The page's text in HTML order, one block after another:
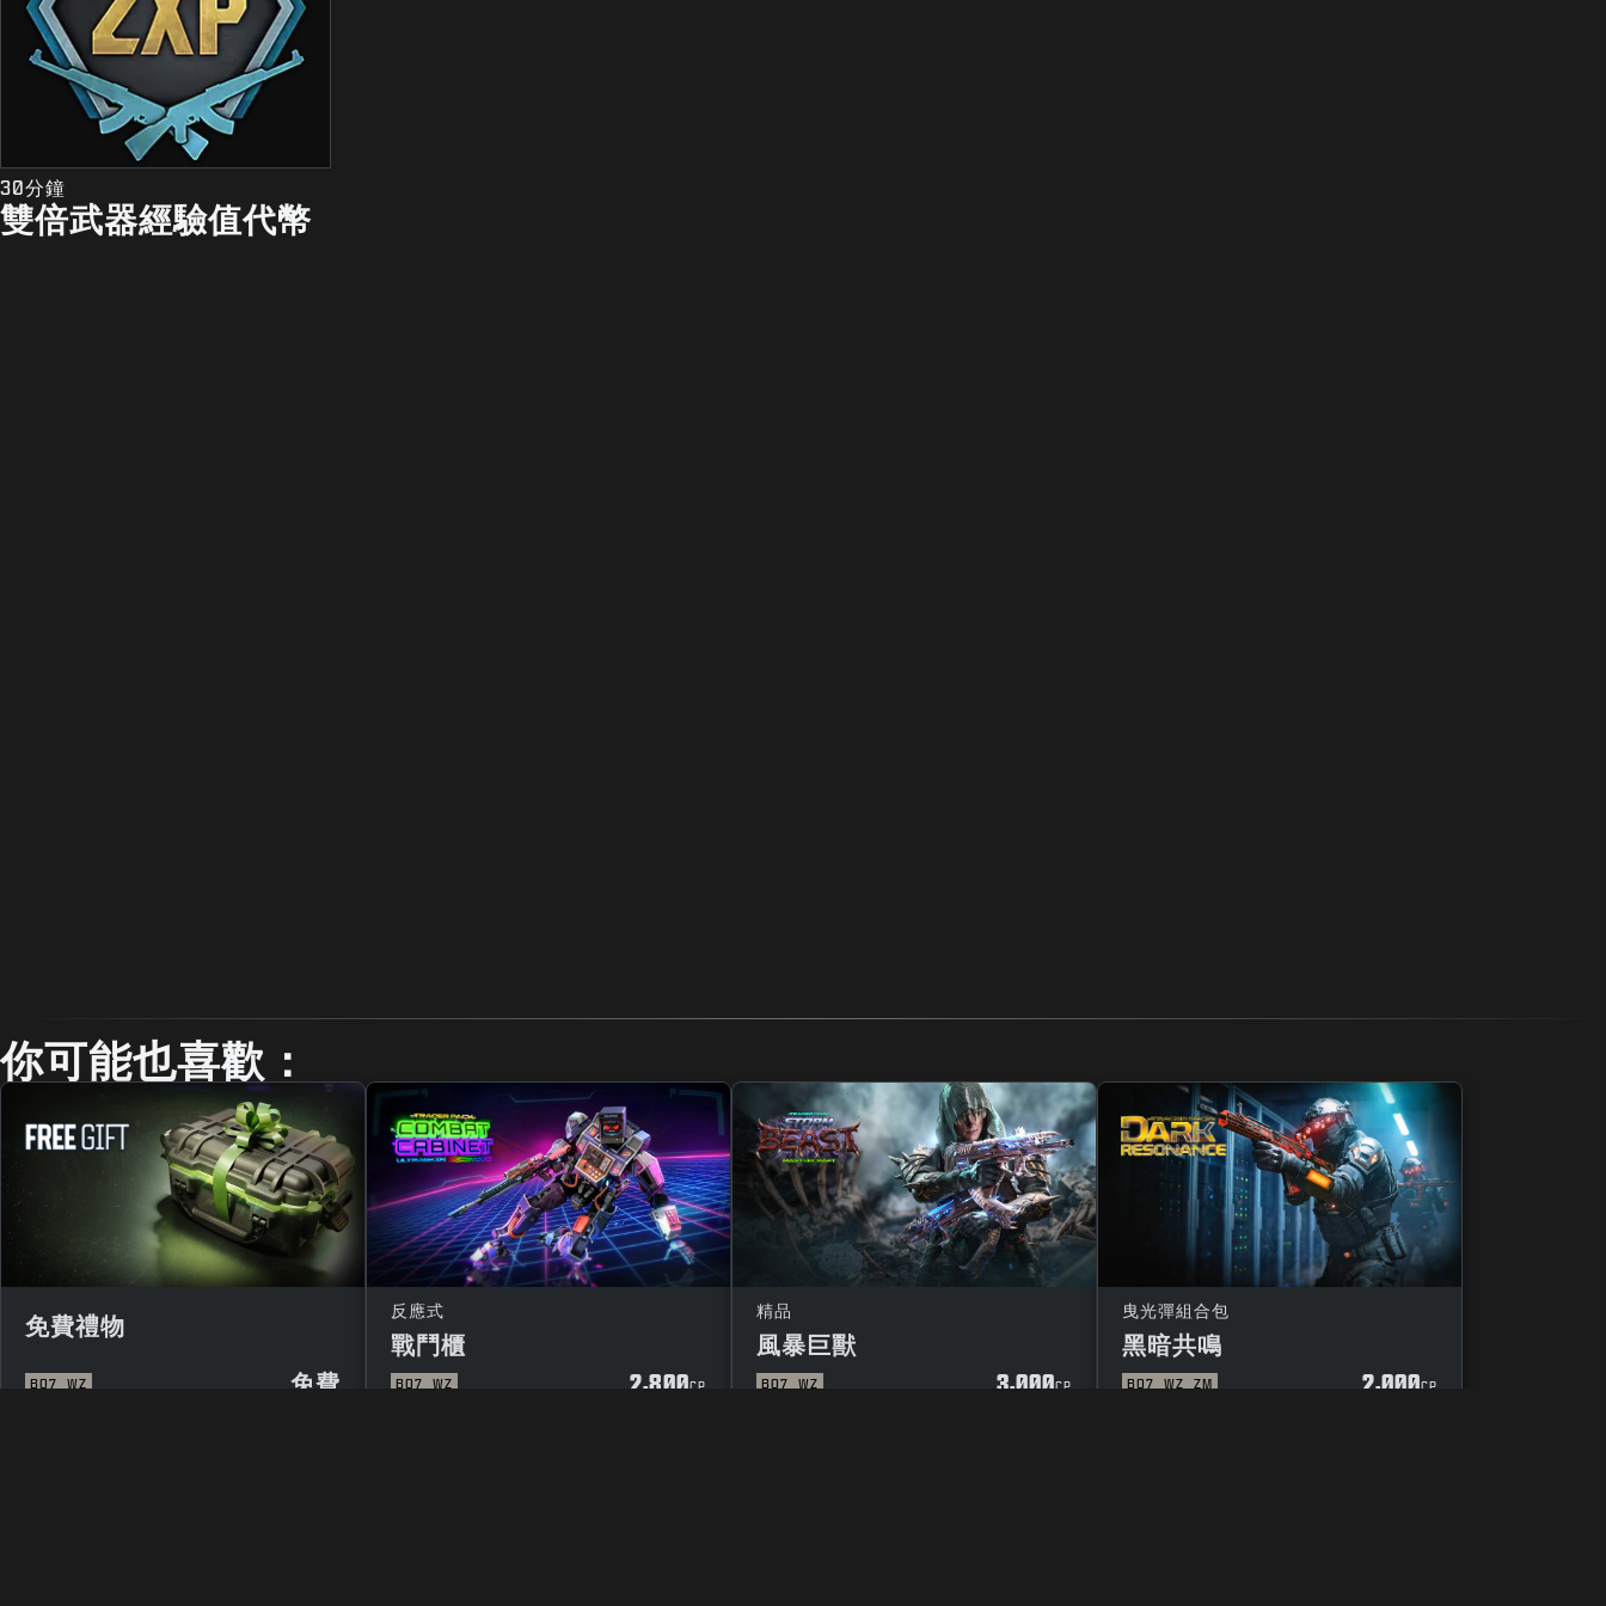
30分鐘
雙倍武器經驗值代幣
你可能也喜歡：
免費禮物
BO7 WZ 免費
反應式
戰鬥櫃
BO7 WZ 2,800CP
精品
風暴巨獸
BO7 WZ 3,000CP
曳光彈組合包
黑暗共鳴
BO7 WZ ZM 2,000CP